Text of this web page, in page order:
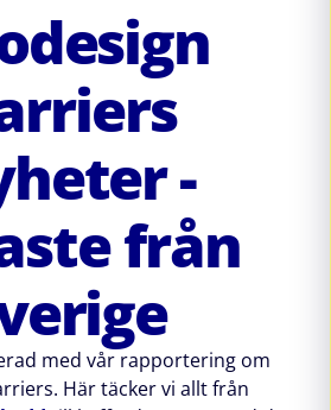
-
från
med vår rapportering om
Här täcker vi allt från